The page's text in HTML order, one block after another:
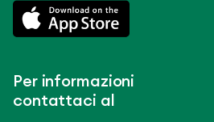
Per informazioni
contattaci al